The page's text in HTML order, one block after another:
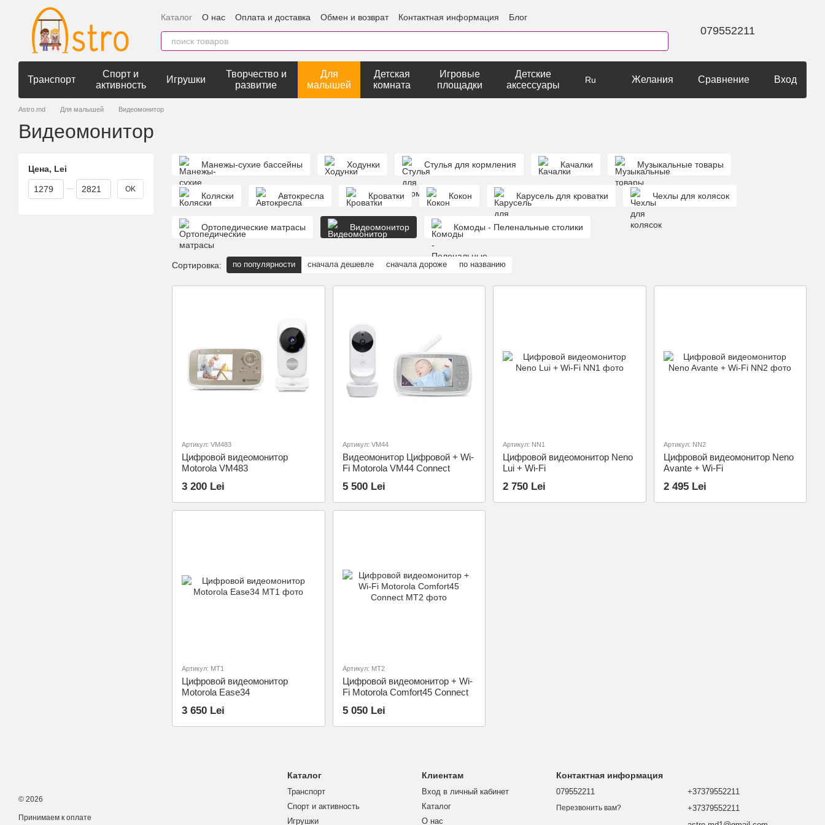
Перейти к основному контенту
Каталог О нас Оплата и доставка Обмен и возврат Контактная информация Блог
079552211
Транспорт
Спорт и
активность
Игрушки
Творчество и
развитие
Для
малышей
Детская
комната
Игровые
площадки
Детские
аксессуары
Ru Желания Сравнение Вход
Astro.md Для малышей Видеомонитор
Видеомонитор
Манежы-сухие бассейны Ходунки Стулья для кормления Качалки Музыкальные товары
Коляски Автокресла Кроватки Кокон Карусель для кроватки Чехлы для колясок
Ортопедические матрасы Видеомонитор Комоды - Пеленальные столики
Сортировка: по популярности сначала дешевле сначала дороже по названию
Артикул: VM483
Цифровой видеомонитор
Motorola VM483
3 200 Lei
Артикул: VM44
Видеомонитор Цифровой + Wi-
Fi Motorola VM44 Connect
5 500 Lei
Артикул: NN1
Цифровой видеомонитор Neno
Lui + Wi-Fi
2 750 Lei
Артикул: NN2
Цифровой видеомонитор Neno
Avante + Wi-Fi
2 495 Lei
Артикул: MT1
Цифровой видеомонитор
Motorola Ease34
3 650 Lei
Артикул: MT2
Цифровой видеомонитор + Wi-
Fi Motorola Comfort45 Connect
5 050 Lei
Цена, Lei
От Цена, Lei
До Цена, Lei OK
© 2026
Принимаем к оплате
Каталог
Транспорт
Спорт и активность
Игрушки
Клиентам
Вход в личный кабинет
Каталог
О нас
Контактная информация
079552211
Перезвонить вам?
+37379552211
+37379552211